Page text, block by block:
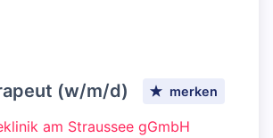
(w/m/d) merken
am Straussee gGmbH